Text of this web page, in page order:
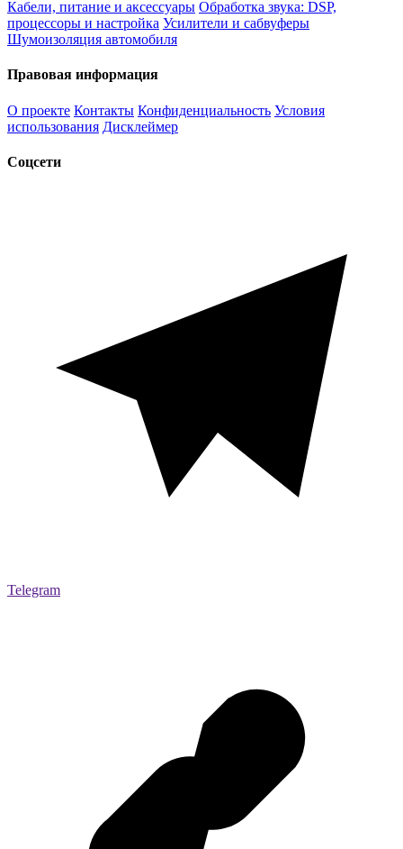
Кабели, питание и аксессуары Обработка звука: DSP,
процессоры и настройка Усилители и сабвуферы
Шумоизоляция автомобиля
Правовая информация
О проекте Контакты Конфиденциальность Условия
использования Дисклеймер
Соцсети
Telegram